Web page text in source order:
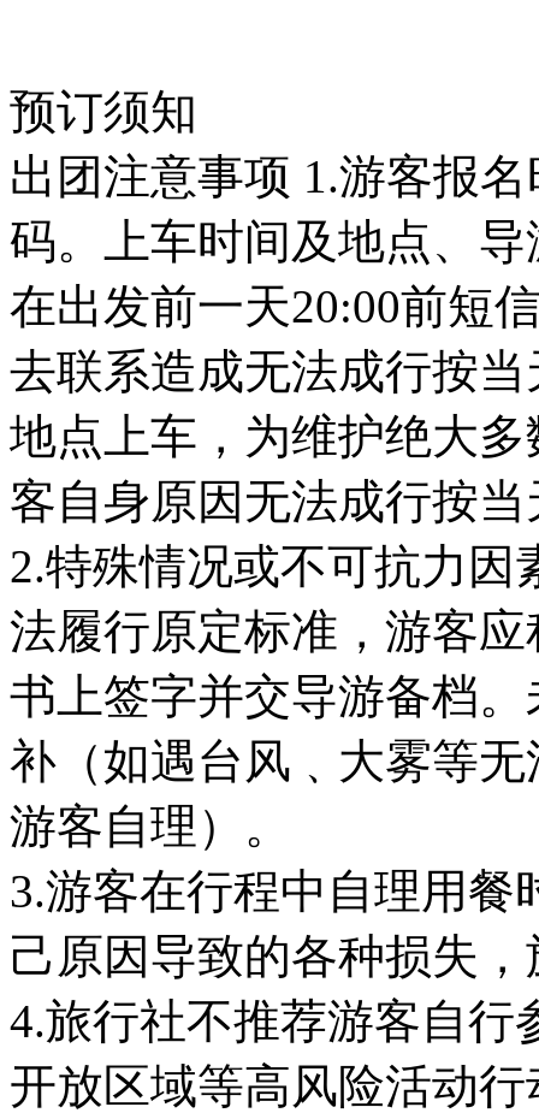
预订须知
出团注意事项 1.游客报
码。上车时间及地点、
在出发前一天20:00前短
去联系造成无法成行按
地点上车，为维护绝大
客自身原因无法成行按
2.特殊情况或不可抗力
法履行原定标准，游客
书上签字并交导游备档
补（如遇台风﹑大雾等
游客自理）。
3.游客在行程中自理用
己原因导致的各种损失
4.旅行社不推荐游客自行
开放区域等高风险活动